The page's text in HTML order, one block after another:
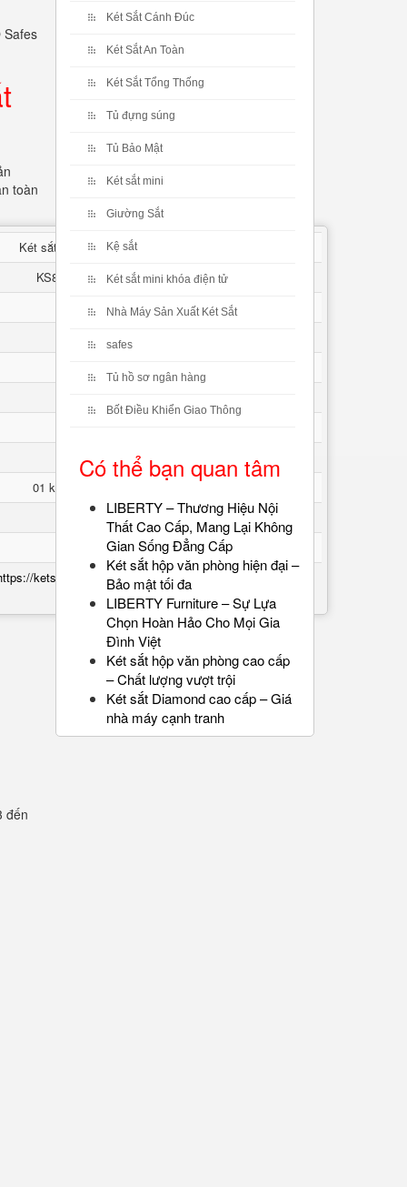
Safes
toàn
Két sắt KS80D Brown-Series E SILVER VIETNAM
KS80D Brown - Series E SILVER VIETNAM
70kg ± 10Kg
Cao 540 * Rộng 365 * Sâu 450 mm
Cao 340 * Rộng 280 * Sâu 275 mm
1000-1200độ C
01 khóa điện tử - 01 chìa bi- 01 khóa cầm tay
WELKO
36 Tháng
ketsatcaocap.vn/chi-tiet/ket-sat-ks80d-brown-series-
e-silver-vietnam
đến
Két Sắt Cánh Đúc
Két Sắt An Toàn
Két Sắt Tổng Thống
Tủ đựng súng
Tủ Bảo Mật
Két sắt mini
Giường Sắt
Kệ sắt
Két sắt mini khóa điện tử
Nhà Máy Sản Xuất Két Sắt
safes
Tủ hồ sơ ngân hàng
Bốt Điều Khiển Giao Thông
Có thể bạn quan tâm
LIBERTY – Thương Hiệu Nội
Thất Cao Cấp, Mang Lại Không
Gian Sống Đẳng Cấp
Két sắt hộp văn phòng hiện đại –
Bảo mật tối đa
LIBERTY Furniture – Sự Lựa
Chọn Hoàn Hảo Cho Mọi Gia
Đình Việt
Két sắt hộp văn phòng cao cấp
– Chất lượng vượt trội
Két sắt Diamond cao cấp – Giá
nhà máy cạnh tranh